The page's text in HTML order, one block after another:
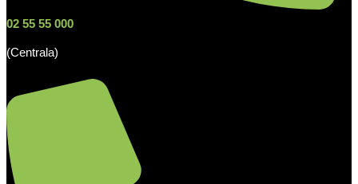
02 55 55 000
(Centrala)